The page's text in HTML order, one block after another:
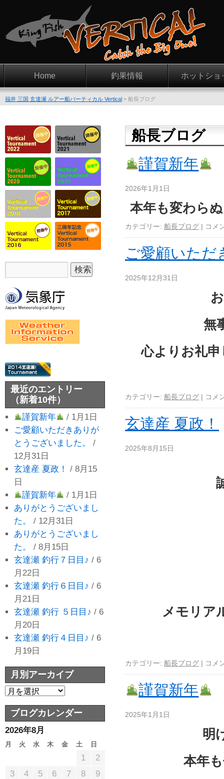
Home 釣果情報 ホットショ
福井 三国 玄達瀬 ルアー船バーティカル Vertical > 船長ブログ
船長ブログ
謹賀新年
2026年1月1日
本年も変わら
カテゴリー: 船長ブログ | コメ
ご愛顧いただ
2025年12月31日
無
心よりお礼
カテゴリー: 船長ブログ | コメ
玄達産 夏政！
2025年8月15日
メモリア
カテゴリー: 船長ブログ | コメ
謹賀新年
2025年1月1日
明
本年
最近のエントリー
（新着10件）
謹賀新年
/ 1月1日
ご愛顧いただきありが
とうございました。
/
12月31日
玄達産 夏政！
/ 8月15
日
謹賀新年
/ 1月1日
ありがとうございまし
た。
/ 12月31日
ありがとうございまし
た。
/ 8月15日
玄達瀬 釣行７日目♪ / 6
月22日
玄達瀬 釣行６日目♪ / 6
月21日
玄達瀬 釣行 ５日目♪ / 6
月20日
玄達瀬 釣行４日目♪ / 6
月19日
月別アーカイブ
ブログカレンダー
2026年8月
月 火 水 木 金 土 日
1
2
3
4 5 6 7 8
9